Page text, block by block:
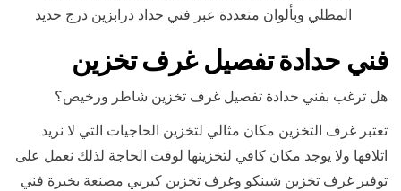
المطلي وبألوان متعددة عبر فني حداد درابزين درج حديد
فني حدادة تفصيل غرف تخزين
هل ترغب بفني حدادة تفصيل غرف تخزين شاطر ورخيص؟
تعتبر غرف التخزين مكان مثالي لتخزين الحاجيات التي لا نريد
اتلافها ولا يوجد مكان كافي لتخزينها لوقت الحاجة لذلك نعمل على
توفير غرف تخزين شينكو وغرف تخزين كيربي مصنعة بخبرة فني